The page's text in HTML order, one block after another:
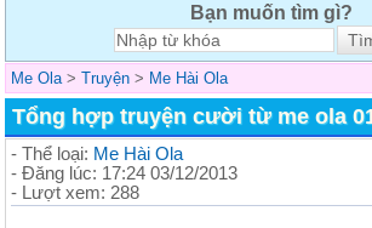
Bạn muốn tìm gì?
Me Ola > Truyện > Me Hài Ola
Tổng hợp truyện cười từ me ola
- Thể loại: Me Hài Ola
- Đăng lúc: 17:24 03/12/2013
- Lượt xem: 288